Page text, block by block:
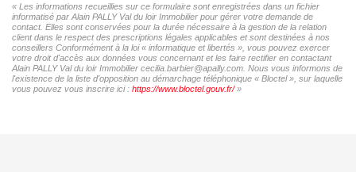
« Les informations recueillies sur ce formulaire sont enregistrées dans un fichier
informatisé par Alain PALLY Val du loir Immobilier pour gérer votre demande de
contact. Elles sont conservées pour la durée nécessaire à la gestion de la relation
client dans le respect des prescriptions légales applicables et sont destinées à nos
conseillers Conformément à la loi « informatique et libertés », vous pouvez exercer
votre droit d'accès aux données vous concernant et les faire rectifier en contactant
Alain PALLY Val du loir Immobilier cecilia.barbier@apally.com. Nous vous informons de
l'existence de la liste d'opposition au démarchage téléphonique « Bloctel », sur laquelle
vous pouvez vous inscrire ici : https://www.bloctel.gouv.fr/»